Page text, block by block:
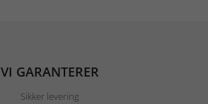
VI GARANTERER
Sikker levering